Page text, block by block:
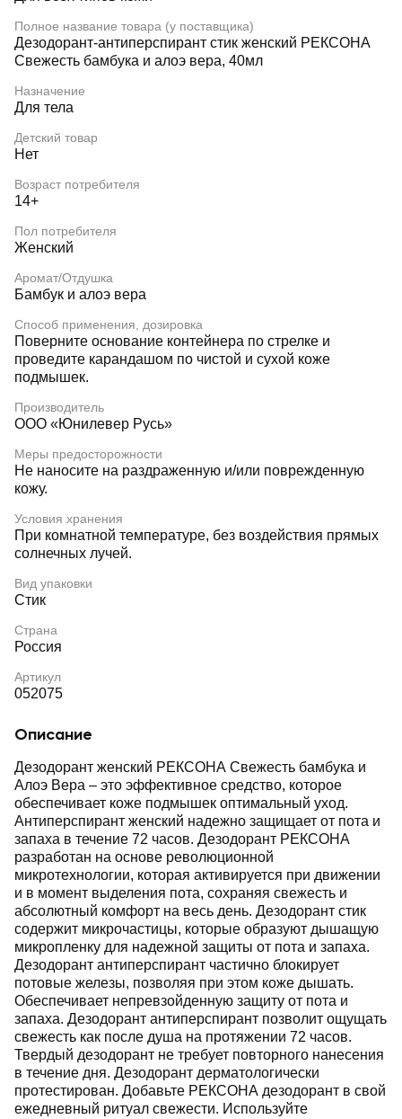
Полное название товара (у поставщика)
Дезодорант-антиперспирант стик женский РЕКСОНА
Свежесть бамбука и алоэ вера, 40мл
Назначение
Для тела
Детский товар
Нет
Возраст потребителя
14+
Пол потребителя
Женский
Аромат/Отдушка
Бамбук и алоэ вера
Способ применения, дозировка
Поверните основание контейнера по стрелке и
проведите карандашом по чистой и сухой коже
подмышек.
Производитель
ООО «Юнилевер Русь»
Меры предосторожности
Не наносите на раздраженную и/или поврежденную
кожу.
Условия хранения
При комнатной температуре, без воздействия прямых
солнечных лучей.
Вид упаковки
Стик
Страна
Россия
Артикул
052075
Описание
Дезодорант женский РЕКСОНА Свежесть бамбука и
Алоэ Вера – это эффективное средство, которое
обеспечивает коже подмышек оптимальный уход.
Антиперспирант женский надежно защищает от пота и
запаха в течение 72 часов. Дезодорант РЕКСОНА
разработан на основе революционной
микротехнологии, которая активируется при движении
и в момент выделения пота, сохраняя свежесть и
абсолютный комфорт на весь день. Дезодорант стик
содержит микрочастицы, которые образуют дышащую
микропленку для надежной защиты от пота и запаха.
Дезодорант антиперспирант частично блокирует
потовые железы, позволяя при этом коже дышать.
Обеспечивает непревзойденную защиту от пота и
запаха. Дезодорант антиперспирант позволит ощущать
свежесть как после душа на протяжении 72 часов.
Твердый дезодорант не требует повторного нанесения
в течение дня. Дезодорант дерматологически
протестирован. Добавьте РЕКСОНА дезодорант в свой
ежедневный ритуал свежести. Используйте